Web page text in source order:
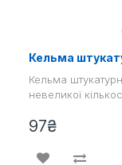
Кельма
Кельма
невеликої
97₴